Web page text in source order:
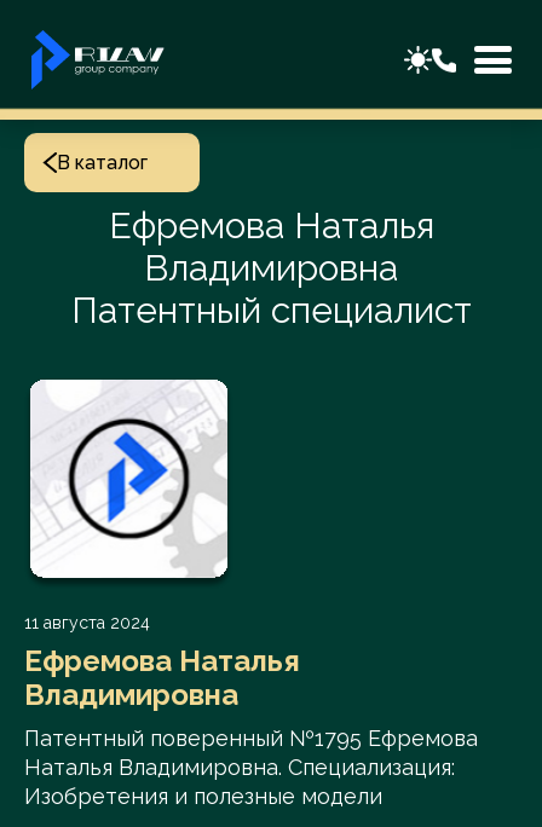
В каталог
Ефремова Наталья
Владимировна
Патентный специалист
11 августа 2024
Ефремова Наталья
Владимировна
Патентный поверенный №1795 Ефремова
Наталья Владимировна. Специализация:
Изобретения и полезные модели